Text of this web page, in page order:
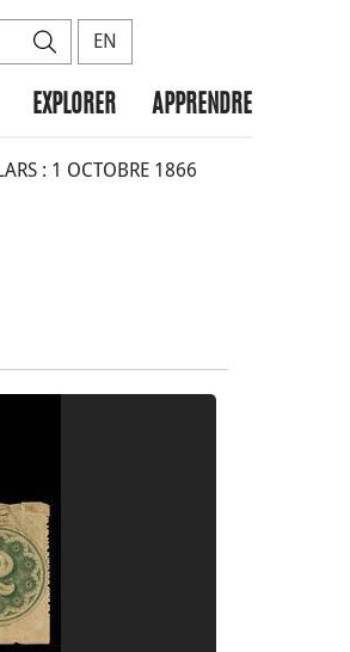
à rechercher
Rechercher
EN
EXPLORER APPRENDRE
: 1 OCTOBRE 1866